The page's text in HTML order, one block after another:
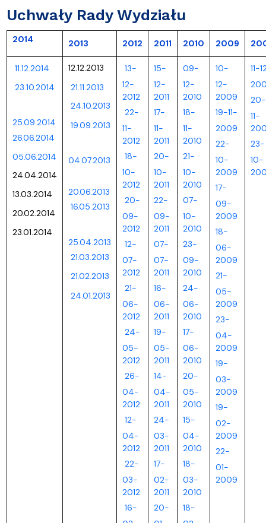
Uchwały Rady Wydziału
2014 2013 2012 2011 2010 2009
11.12.2014
23.10.2014
25.09.2014
26.06.2014
05.06.2014
24.04.2014
13.03.2014
20.02.2014
23.01.2014
12.12.2013
21.11.2013
24.10.2013
19.09.2013
04.07.2013
20.06.2013
16.05.2013
25.04.2013
21.03.2013
21.02.2013
24.01.2013
13-
12-
2012
22-
11-
2012
18-
10-
2012
20-
09-
2012
12-
07-
2012
21-
06-
2012
24-
05-
2012
26-
04-
2012
12-
04-
2012
22-
03-
2012
16-
15-
12-
2011
17-
11-
2011
20-
10-
2011
22-
09-
2011
07-
07-
2011
16-
06-
2011
19-
05-
2011
14-
04-
2011
24-
03-
2011
17-
02-
2011
20-
09-
12-
2010
18-
11-
2010
21-
10-
2010
07-
10-
2010
23-
09-
2010
24-
06-
2010
17-
06-
2010
20-
05-
2010
15-
04-
2010
18-
03-
2010
18-
10-
12-
2009
19-11-
2009
22-
10-
2009
17-
09-
2009
18-
06-
2009
21-
05-
2009
23-
04-
2009
19-
03-
2009
19-
02-
2009
22-
01-
2009
11-
20-
11-
23-
10-